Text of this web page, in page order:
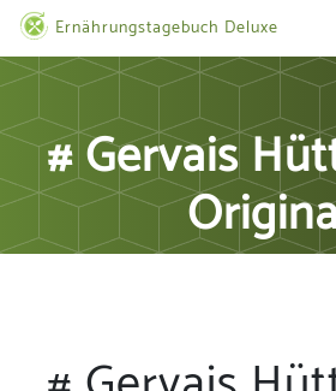
Ernährungstagebuch Deluxe
# Gervais